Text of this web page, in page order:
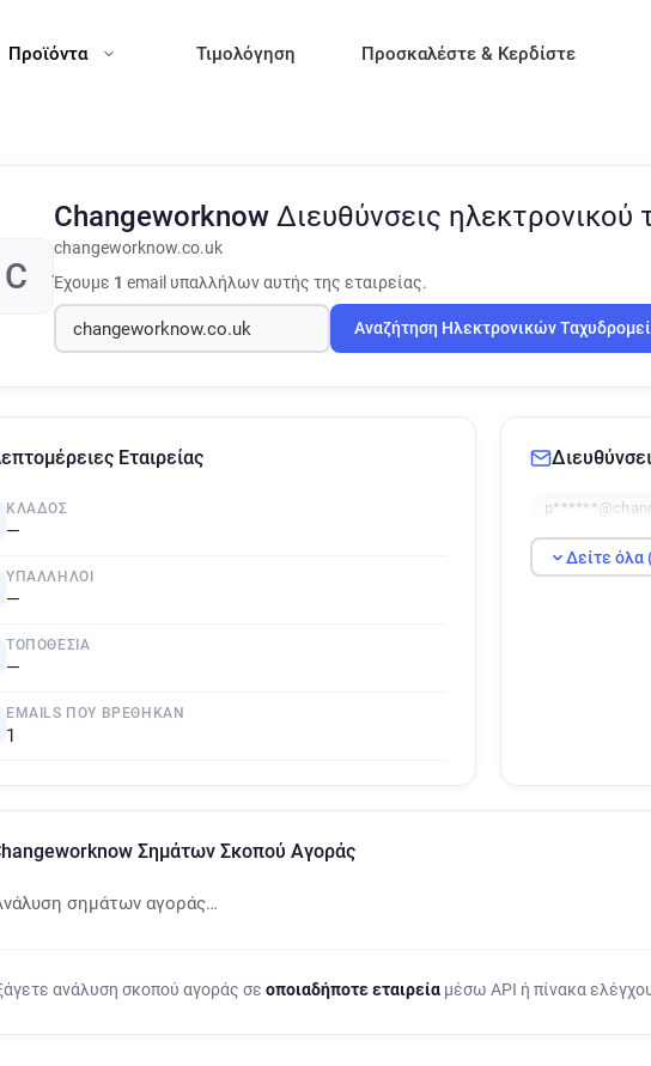
Προϊόντα Τιμολόγηση Προσκαλέστε & Κερδίστε
C
Changeworknow Διευθύνσεις
changeworknow.co.uk
Έχουμε 1 email υπαλλήλων αυτής της εταιρείας.
Αναζήτηση Ηλεκτρονικών
Εταιρείας
ΚΛΆΔΟΣ
—
ΥΠΆΛΛΗΛΟΙ
—
ΤΟΠΟΘΕΣΊΑ
—
EMAILS ΠΟΥ ΒΡΈΘΗΚΑΝ
1
Δείτε όλα
Σημάτων Σκοπού Αγοράς
σημάτων αγοράς…
ανάλυση σκοπού αγοράς σε οποιαδήποτε εταιρεία μέσω API ή πίνακα